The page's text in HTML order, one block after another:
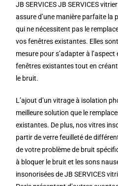
JB SERVICES JB SERVICES
assure d’une manière parfaite la
qui ne nécessitent pas le
vos fenêtres existantes. Elles
mesure pour s’adapter à
fenêtres existantes tout en
le bruit.
L’ajout d’un vitrage à isolation
meilleure solution que le
existantes. De plus, nos vitres
partir de verre feuilleté de
de votre problème de bruit
à bloquer le bruit et les sons
insonorisées de JB SERVICES